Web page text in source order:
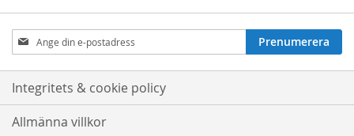
Prenumerera
på
nyhetsbrev:
Prenumerera
Integritets & cookie policy
Allmänna villkor